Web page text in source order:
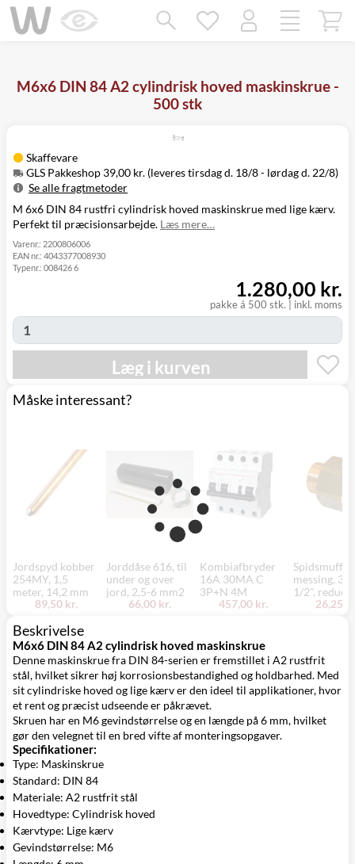
M6x6 DIN 84 A2 cylindrisk hoved maskinskrue -
500 stk
Skaffevare
GLS Pakkeshop 39,00 kr. (leveres tirsdag d. 18/8 - lørdag d. 22/8)
Se alle fragtmetoder
Metode
Pris
Leveres
Tirsdag d. 18/8
GLS
mandag d. 24/8
GLS Erhverv 49,00 kr.
Tirsdag d. 18/8
-
Click&Collect i
(9230)
0,00 kr.
- fredag d. 21/8
M 6x6 DIN 84 rustfri cylindrisk hoved maskinskrue med lige kærv.
Perfekt til præcisionsarbejde. Læs mere…
Varenr.: 2200806006
EAN nr.: 4043377008930
Typenr.: 008426 6
pakke á 500 stk. inkl. moms
1.280,00 kr.
Læg i kurven
Måske interessant?
Jordspyd kobber
254MY, 1,5
meter, 14,2 mm
89,50 kr.
Jorddåse 616, til
under og over
jord, 2,5-6 mm2
66,00 kr.
Kombiafbryder
16A 30MA C
3P+N 4M
457,00 kr.
Spidsmuffe,
messing, 3/
1/2",
26,25
Beskrivelse
M6x6 DIN 84 A2 cylindrisk hoved maskinskrue
Denne maskinskrue fra DIN 84-serien er fremstillet i A2 rustfrit
stål, hvilket sikrer høj korrosionsbestandighed og holdbarhed. Med
sit cylindriske hoved og lige kærv er den ideel til applikationer, hvor
et rent og præcist udseende er påkrævet.
Skruen har en M6 gevindstørrelse og en længde på 6 mm, hvilket
gør den velegnet til en bred vifte af monteringsopgaver.
Specifikationer:
Type: Maskinskrue
Standard: DIN 84
Materiale: A2 rustfrit stål
Hovedtype: Cylindrisk hoved
Kærvtype: Lige kærv
Gevindstørrelse: M6
Mangler chatten?
Ret samtykke!